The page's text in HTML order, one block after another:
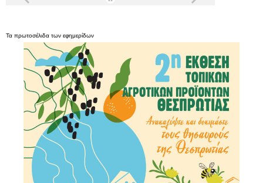
Τα πρωτοσέλιδα των εφημερίδων